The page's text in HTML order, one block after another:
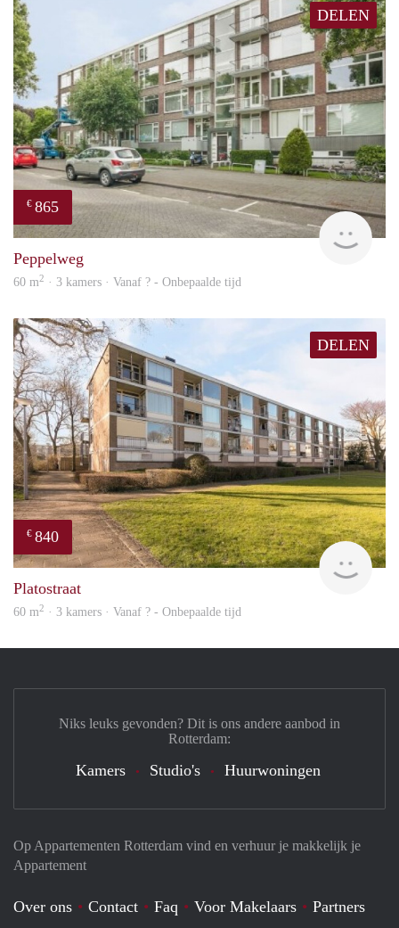
DELEN
€ 865
rent
Peppelweg
60 m2 · 3 kamers · Vanaf ? - Onbepaalde tijd
DELEN
€ 840
Platostraat
60 m2 · 3 kamers · Vanaf ? - Onbepaalde tijd
Op Appartementen Rotterdam vind en verhuur je makkelijk je
Appartement
Over ons Contact Faq Voor Makelaars Partners
Niks leuks gevonden? Dit is ons andere aanbod in
Rotterdam:
Kamers Studio's Huurwoningen